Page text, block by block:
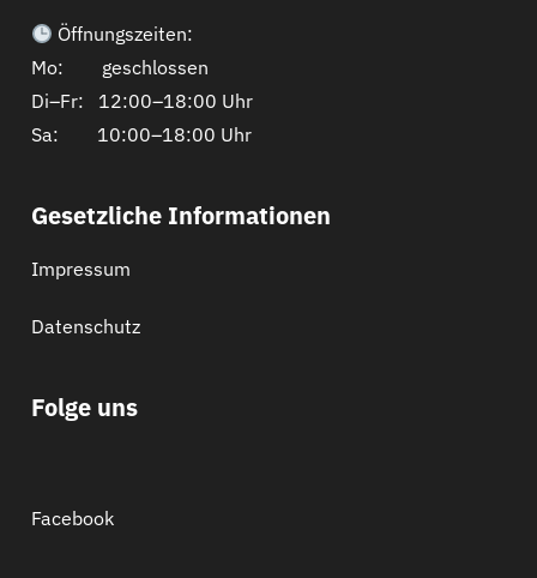
Öffnungszeiten:
Mo: geschlossen
Di–Fr: 12:00–18:00 Uhr
Sa: 10:00–18:00 Uhr
Gesetzliche Informationen
Impressum
Datenschutz
Folge uns
Facebook